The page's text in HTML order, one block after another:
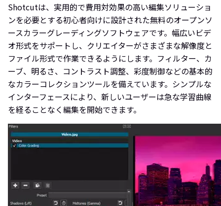
Shotcutは、実用的で費用対効果の高い編集ソリューショ
ンを必要とする初心者向けに設計された無料のオープンソ
ースカラーグレーディングソフトウェアです。幅広いビデ
オ形式をサポートし、クリエイターがさまざまな解像度と
ファイル形式で作業できるようにします。フィルター、カ
ーブ、明るさ、コントラスト調整、彩度制御などの基本的
なカラーコレクションツールを備えています。シンプルな
インターフェースにより、新しいユーザーは急な学習曲線
を経ることなく編集を開始できます。